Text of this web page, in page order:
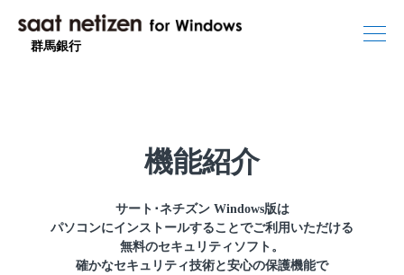
群馬銀行
機能紹介
サート･ネチズン Windows版は
パソコンにインストールすることでご利用いただける
無料のセキュリティソフト。
確かなセキュリティ技術と安心の保護機能で